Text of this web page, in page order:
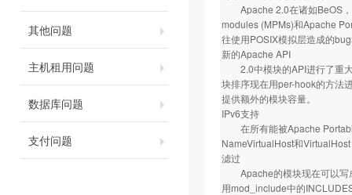
其他问题
主机租用问题
数据库问题
支付问题
Apache 2.0在诸如BeOS，
modules (MPMs)和Apache
往使用POSIX模拟层造成的
新的Apache API
2.0中模块的API进行了重大
块排序现在用per-hook的方法
提供额外的模块容量。
IPv6支持
在所有能被Apache
NameVirtualHost和
滤过
Apache的模块现在可以写
用mod_include中的